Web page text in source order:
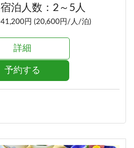
宿泊人数：2～5人
41,200円 (20,600円/人/泊)
詳細
予約する